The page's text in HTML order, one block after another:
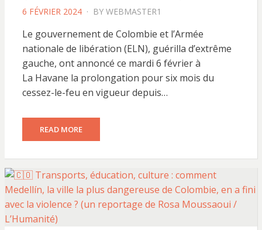
POSTED
6 FÉVRIER 2024 BY WEBMASTER1
Le gouvernement de Colombie et l’Armée
nationale de libération (ELN), guérilla d’extrême
gauche, ont annoncé ce mardi 6 février à
La Havane la prolongation pour six mois du
cessez-le-feu en vigueur depuis…
READ MORE